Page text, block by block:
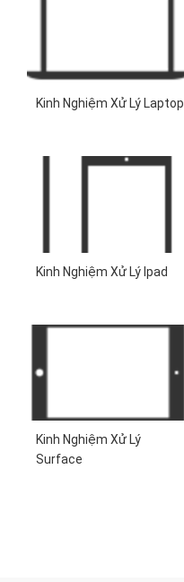
Kinh Nghiệm Xử Lý Laptop
Kinh Nghiệm Xử Lý Ipad
Kinh Nghiệm Xử Lý
Surface